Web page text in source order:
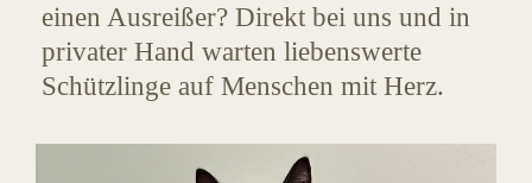
einen Ausreißer? Direkt bei uns und in
privater Hand warten liebenswerte
Schützlinge auf Menschen mit Herz.